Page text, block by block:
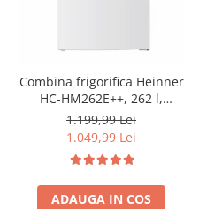
Combina frigorifica Heinner
HC-HM262E++, 262 l,
Control electronic,
Iluminare LED, Usi
reversibile, Clasa E, H 180
cm, Alb
1.199,99 Lei
1.049,99 Lei
ADAUGA IN COS